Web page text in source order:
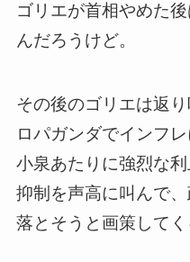
ゴリエが首相やめた
んだろうけど。
その後のゴリエは返
ロパガンダでインフ
小泉あたりに強烈な
抑制を声高に叫んで
落とそうと画策してく